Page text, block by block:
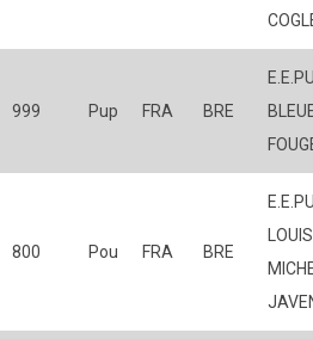
999 Pup FRA BRE
800 Pou FRA BRE